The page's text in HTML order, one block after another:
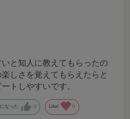
と知人に教えてもらったの
しさを覚えてもらえたらと
トしやすいです。
なった 0 Like! 0